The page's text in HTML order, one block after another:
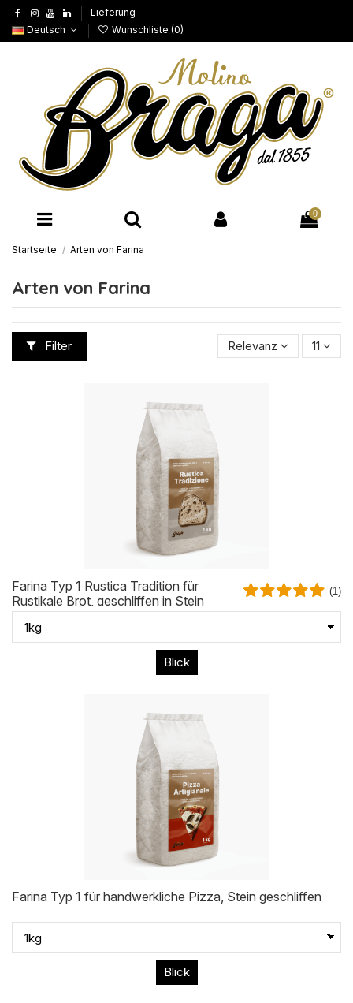
Lieferung
Deutsch
Wunschliste (0)
0
Startseite Arten von Farina
Arten von Farina
Filter Relevanz 11
Farina Typ 1 Rustica Tradition für
Rustikale Brot, geschliffen in Stein
(1)
Blick
Farina Typ 1 für handwerkliche Pizza, Stein geschliffen
Blick